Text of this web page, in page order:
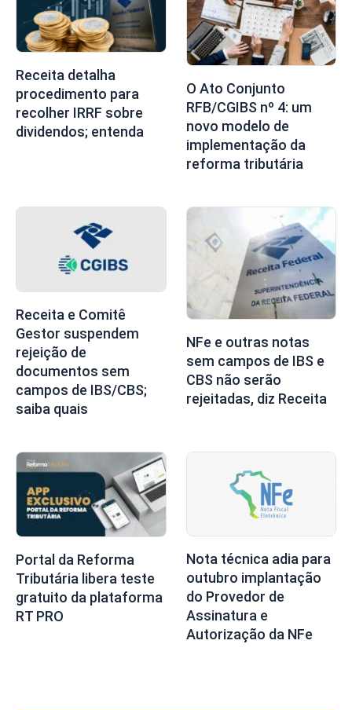
Receita detalha
procedimento para
recolher IRRF sobre
dividendos; entenda
O Ato Conjunto
RFB/CGIBS nº 4: um
novo modelo de
implementação da
reforma tributária
Receita e Comitê
Gestor suspendem
rejeição de
documentos sem
campos de IBS/CBS;
saiba quais
NFe e outras notas
sem campos de IBS e
CBS não serão
rejeitadas, diz Receita
Portal da Reforma
Tributária libera teste
gratuito da plataforma
RT PRO
Nota técnica adia para
outubro implantação
do Provedor de
Assinatura e
Autorização da NFe